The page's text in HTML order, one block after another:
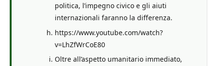
politica, l’impegno civico e gli aiuti
internazionali faranno la differenza.
https://www.youtube.com/watch?
v=LhZfWrCoE80
Oltre all’aspetto umanitario immediato,